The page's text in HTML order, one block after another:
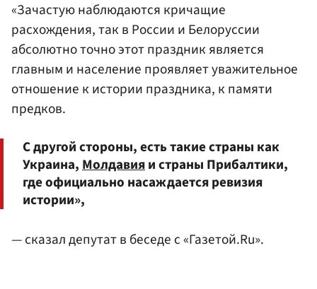
«Зачастую наблюдаются кричащие
расхождения, так в России и Белоруссии
абсолютно точно этот праздник является
главным и население проявляет уважительное
отношение к истории праздника, к памяти
предков.
С другой стороны, есть такие страны как
Украина,Молдавияи страны Прибалтики,
где официально насаждается ревизия
истории»,
— сказал депутат в беседе с «Газетой.Ru».